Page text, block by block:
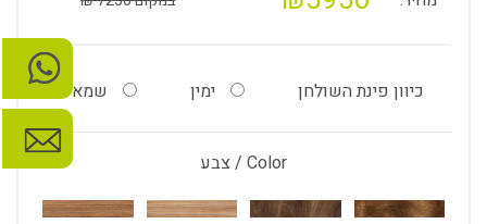
כיוון פינת השולחן ימין שמאל
Color / צבע